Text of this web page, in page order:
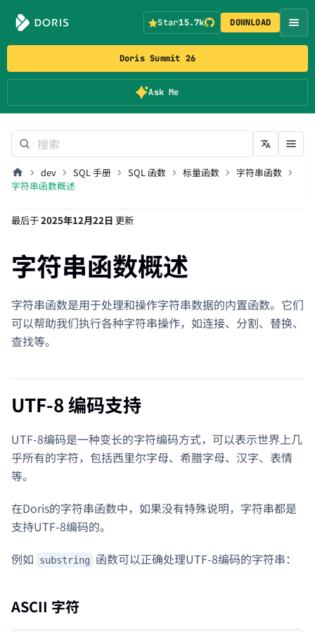
Doris Summit 26
Ask Me
Star15.7k DOWNLOAD
dev SQL 手册 SQL 函数 标量函数
字符串函数
字符串函数概述
最后于2025年12月22日 更新
字符串函数概述
字符串函数是用于处理和操作字符串数据的内置函数。它们
可以帮助我们执行各种字符串操作，如连接、分割、替换、
查找等。
UTF-8 编码支持
UTF-8编码是一种变长的字符编码方式，可以表示世界上几
乎所有的字符，包括西里尔字母、希腊字母、汉字、表情
等。
在Doris的字符串函数中，如果没有特殊说明，字符串都是
支持UTF-8编码的。
例如
substring 函数可以正确处理UTF-8编码的字符串：
ASCII 字符